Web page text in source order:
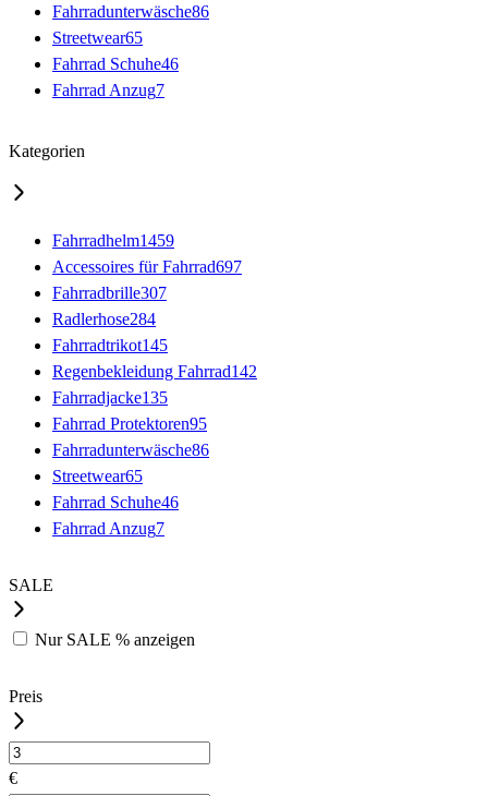
Fahrradunterwäsche86
Streetwear65
Fahrrad Schuhe46
Fahrrad Anzug7
Kategorien
Fahrradhelm1459
Accessoires für Fahrrad697
Fahrradbrille307
Radlerhose284
Fahrradtrikot145
Regenbekleidung Fahrrad142
Fahrradjacke135
Fahrrad Protektoren95
Fahrradunterwäsche86
Streetwear65
Fahrrad Schuhe46
Fahrrad Anzug7
SALE
Nur SALE % anzeigen
Preis
€